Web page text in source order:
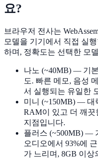
요?
브라우저 전사는
모델을 기기에서 직접 실
하며, 정확도는 선택한 모
나노 (~40MB) — 기본
도. 빠른 메모, 음성
서 실행되는 유일한
미니 (~150MB) — 대
RAM이 있고 더 깨
지점입니다.
플러스 (~500MB) —
오디오에서 93%에
가 느리며, 8GB 이상